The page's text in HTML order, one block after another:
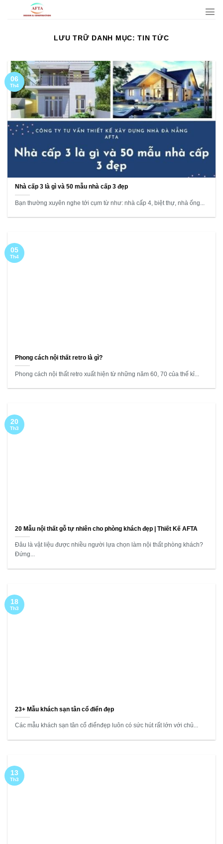
LƯU TRỮ DANH MỤC:TIN TỨC
Nhà cấp 3 là gì và 50 mẫu nhà cấp 3 đẹp
Bạn thường xuyên nghe tới cụm từ như: nhà cấp 4, biệt thự, nhà ống...
06
Th4
Phong cách nội thất retro là gì?
Phong cách nội thất retro xuất hiện từ những năm 60, 70 của thế kỉ...
05
Th4
20 Mẫu nội thất gỗ tự nhiên cho phòng khách đẹp | Thiết Kế AFTA
Đâu là vật liệu được nhiều người lựa chọn làm nội thất phòng khách?
Đứng...
20
Th3
23+ Mẫu khách sạn tân cổ điển đẹp
Các mẫu khách sạn tân cổ điểnđẹp luôn có sức hút rất lớn với chủ...
18
Th3
13
Th3